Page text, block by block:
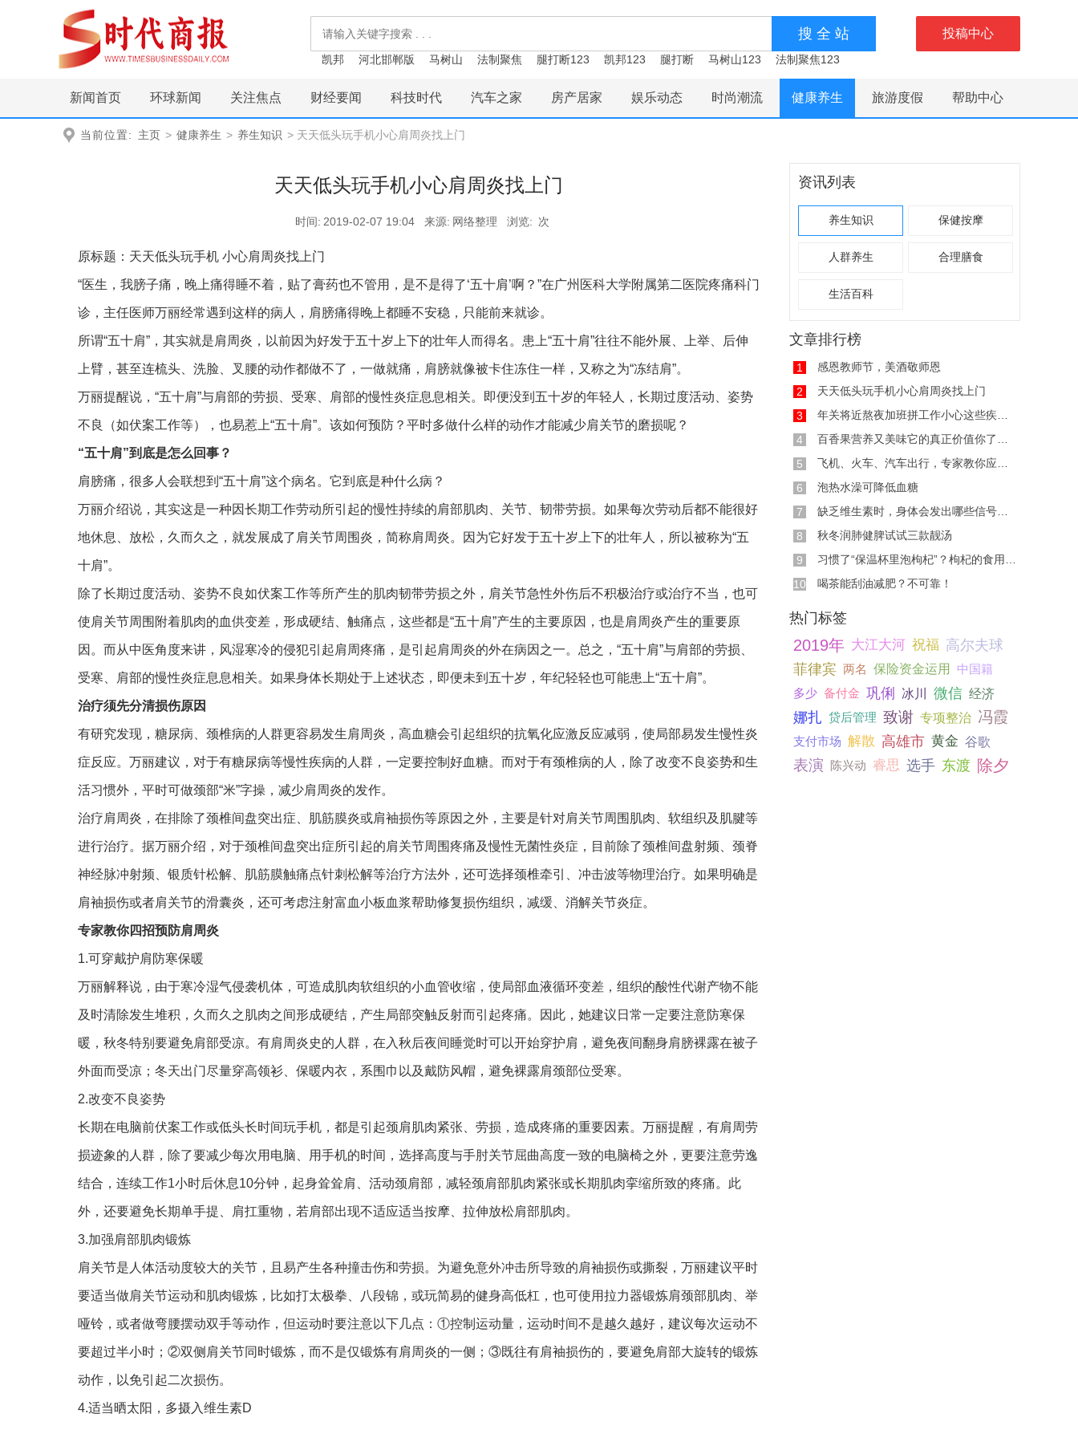
凯邦 河北邯郸版 马树山 法制聚焦 腿打断123 凯邦123 腿打断 马树山123 法制聚焦123
投稿中心
新闻首页 环球新闻 关注焦点 财经要闻 科技时代 汽车之家 房产居家 娱乐动态 时尚潮流 健康养生 旅游度假 帮助中心
当前位置: 主页 > 健康养生 > 养生知识 > 天天低头玩手机小心肩周炎找上门
天天低头玩手机小心肩周炎找上门
时间: 2019-02-07 19:04 来源: 网络整理 浏览: 次
原标题：天天低头玩手机 小心肩周炎找上门
“医生，我膀子痛，晚上痛得睡不着，贴了膏药也不管用，是不是得了‘五十肩’啊？”在广州医科大学附属第二医院疼痛科门
诊，主任医师万丽经常遇到这样的病人，肩膀痛得晚上都睡不安稳，只能前来就诊。
所谓“五十肩”，其实就是肩周炎，以前因为好发于五十岁上下的壮年人而得名。患上“五十肩”往往不能外展、上举、后伸
上臂，甚至连梳头、洗脸、叉腰的动作都做不了，一做就痛，肩膀就像被卡住冻住一样，又称之为“冻结肩”。
万丽提醒说，“五十肩”与肩部的劳损、受寒、肩部的慢性炎症息息相关。即便没到五十岁的年轻人，长期过度活动、姿势
不良（如伏案工作等），也易惹上“五十肩”。该如何预防？平时多做什么样的动作才能减少肩关节的磨损呢？
“五十肩”到底是怎么回事？
肩膀痛，很多人会联想到“五十肩”这个病名。它到底是种什么病？
万丽介绍说，其实这是一种因长期工作劳动所引起的慢性持续的肩部肌肉、关节、韧带劳损。如果每次劳动后都不能很好
地休息、放松，久而久之，就发展成了肩关节周围炎，简称肩周炎。因为它好发于五十岁上下的壮年人，所以被称为“五
十肩”。
除了长期过度活动、姿势不良如伏案工作等所产生的肌肉韧带劳损之外，肩关节急性外伤后不积极治疗或治疗不当，也可
使肩关节周围附着肌肉的血供变差，形成硬结、触痛点，这些都是“五十肩”产生的主要原因，也是肩周炎产生的重要原
因。而从中医角度来讲，风湿寒冷的侵犯引起肩周疼痛，是引起肩周炎的外在病因之一。总之，“五十肩”与肩部的劳损、
受寒、肩部的慢性炎症息息相关。如果身体长期处于上述状态，即便未到五十岁，年纪轻轻也可能患上“五十肩”。
治疗须先分清损伤原因
有研究发现，糖尿病、颈椎病的人群更容易发生肩周炎，高血糖会引起组织的抗氧化应激反应减弱，使局部易发生慢性炎
症反应。万丽建议，对于有糖尿病等慢性疾病的人群，一定要控制好血糖。而对于有颈椎病的人，除了改变不良姿势和生
活习惯外，平时可做颈部“米”字操，减少肩周炎的发作。
治疗肩周炎，在排除了颈椎间盘突出症、肌筋膜炎或肩袖损伤等原因之外，主要是针对肩关节周围肌肉、软组织及肌腱等
进行治疗。据万丽介绍，对于颈椎间盘突出症所引起的肩关节周围疼痛及慢性无菌性炎症，目前除了颈椎间盘射频、颈脊
神经脉冲射频、银质针松解、肌筋膜触痛点针刺松解等治疗方法外，还可选择颈椎牵引、冲击波等物理治疗。如果明确是
肩袖损伤或者肩关节的滑囊炎，还可考虑注射富血小板血浆帮助修复损伤组织，减缓、消解关节炎症。
专家教你四招预防肩周炎
1.可穿戴护肩防寒保暖
万丽解释说，由于寒冷湿气侵袭机体，可造成肌肉软组织的小血管收缩，使局部血液循环变差，组织的酸性代谢产物不能
及时清除发生堆积，久而久之肌肉之间形成硬结，产生局部突触反射而引起疼痛。因此，她建议日常一定要注意防寒保
暖，秋冬特别要避免肩部受凉。有肩周炎史的人群，在入秋后夜间睡觉时可以开始穿护肩，避免夜间翻身肩膀裸露在被子
外面而受凉；冬天出门尽量穿高领衫、保暖内衣，系围巾以及戴防风帽，避免裸露肩颈部位受寒。
2.改变不良姿势
长期在电脑前伏案工作或低头长时间玩手机，都是引起颈肩肌肉紧张、劳损，造成疼痛的重要因素。万丽提醒，有肩周劳
损迹象的人群，除了要减少每次用电脑、用手机的时间，选择高度与手肘关节屈曲高度一致的电脑椅之外，更要注意劳逸
结合，连续工作1小时后休息10分钟，起身耸耸肩、活动颈肩部，减轻颈肩部肌肉紧张或长期肌肉挛缩所致的疼痛。此
外，还要避免长期单手提、肩扛重物，若肩部出现不适应适当按摩、拉伸放松肩部肌肉。
3.加强肩部肌肉锻炼
肩关节是人体活动度较大的关节，且易产生各种撞击伤和劳损。为避免意外冲击所导致的肩袖损伤或撕裂，万丽建议平时
要适当做肩关节运动和肌肉锻炼，比如打太极拳、八段锦，或玩简易的健身高低杠，也可使用拉力器锻炼肩颈部肌肉、举
哑铃，或者做弯腰摆动双手等动作，但运动时要注意以下几点：①控制运动量，运动时间不是越久越好，建议每次运动不
要超过半小时；②双侧肩关节同时锻炼，而不是仅锻炼有肩周炎的一侧；③既往有肩袖损伤的，要避免肩部大旋转的锻炼
动作，以免引起二次损伤。
4.适当晒太阳，多摄入维生素D
资讯列表
养生知识 保健按摩
人群养生 合理膳食
生活百科
文章排行榜
1
感恩教师节，美酒敬师恩
2
天天低头玩手机小心肩周炎找上门
3
年关将近熬夜加班拼工作小心这些疾病找上你
4
百香果营养又美味它的真正价值你了解多少？
5
飞机、火车、汽车出行，专家教你应对各种不适
6
泡热水澡可降低血糖
7
缺乏维生素时，身体会发出哪些信号呢？
8
秋冬润肺健脾试试三款靓汤
9
习惯了“保温杯里泡枸杞”？枸杞的食用禁忌你
10
喝茶能刮油减肥？不可靠！
热门标签
2019年 大江大河 祝福 高尔夫球
菲律宾 两名 保险资金运用
中国籍
多少 备付金 巩俐 冰川 微信 经济
娜扎 贷后管理 致谢 专项整治 冯霞
支付市场 解散 高雄市 黄金 谷歌
表演 陈兴动 睿思 选手 东渡 除夕